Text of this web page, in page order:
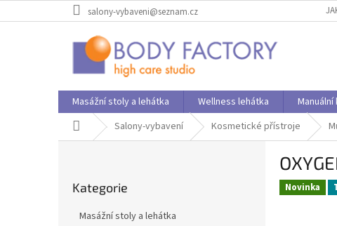
na
salony-vybaveni@seznam.cz
Masážní stoly a lehátka Wellness lehátka
Domů Salony-vybavení Kosmetické přístroje
kategorie
Kategorie
Masážní stoly a lehátka
Novinka